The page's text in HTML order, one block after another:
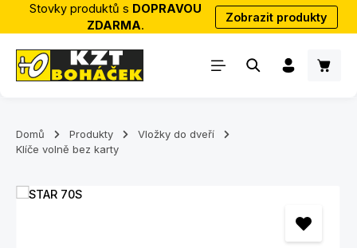
Přejít na hlavní obsah
Stovky produktů s DOPRAVOU
ZDARMA.
Zobrazit produkty
Domů Produkty
Vložky do dveří
Klíče volně bez karty
Přeskočit galerii obrázků